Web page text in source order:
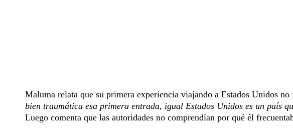
Maluma relata que su primera experiencia viajando a Estados Unidos
bien traumática esa primera entrada, igual Estados Unidos es un país
Luego comenta que las autoridades no comprendían por qué él